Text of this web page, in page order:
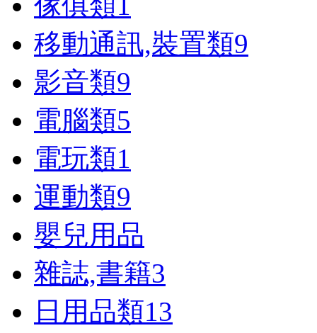
移動通訊,裝置類9
影音類9
電腦類5
電玩類1
運動類9
嬰兒用品
雜誌,書籍3
日用品類13